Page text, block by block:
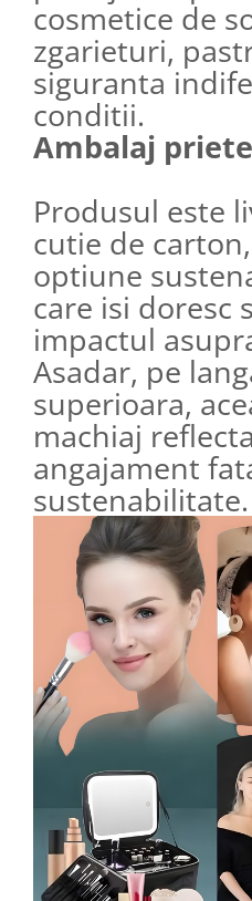
cosmetice de
zgarieturi,
siguranta
conditii.
Ambalaj
Produsul este
cutie de
optiune
care isi doresc
impactul
Asadar, pe
superioara,
machiaj
angajament
sustenabilitate.